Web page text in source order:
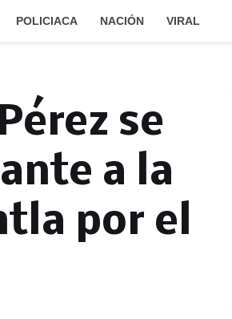
POLICIACA NACIÓN VIRAL
se
a la
por el